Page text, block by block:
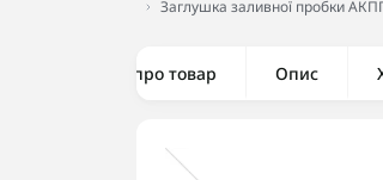
Заглушка заливної пробки
Все про товар Опис